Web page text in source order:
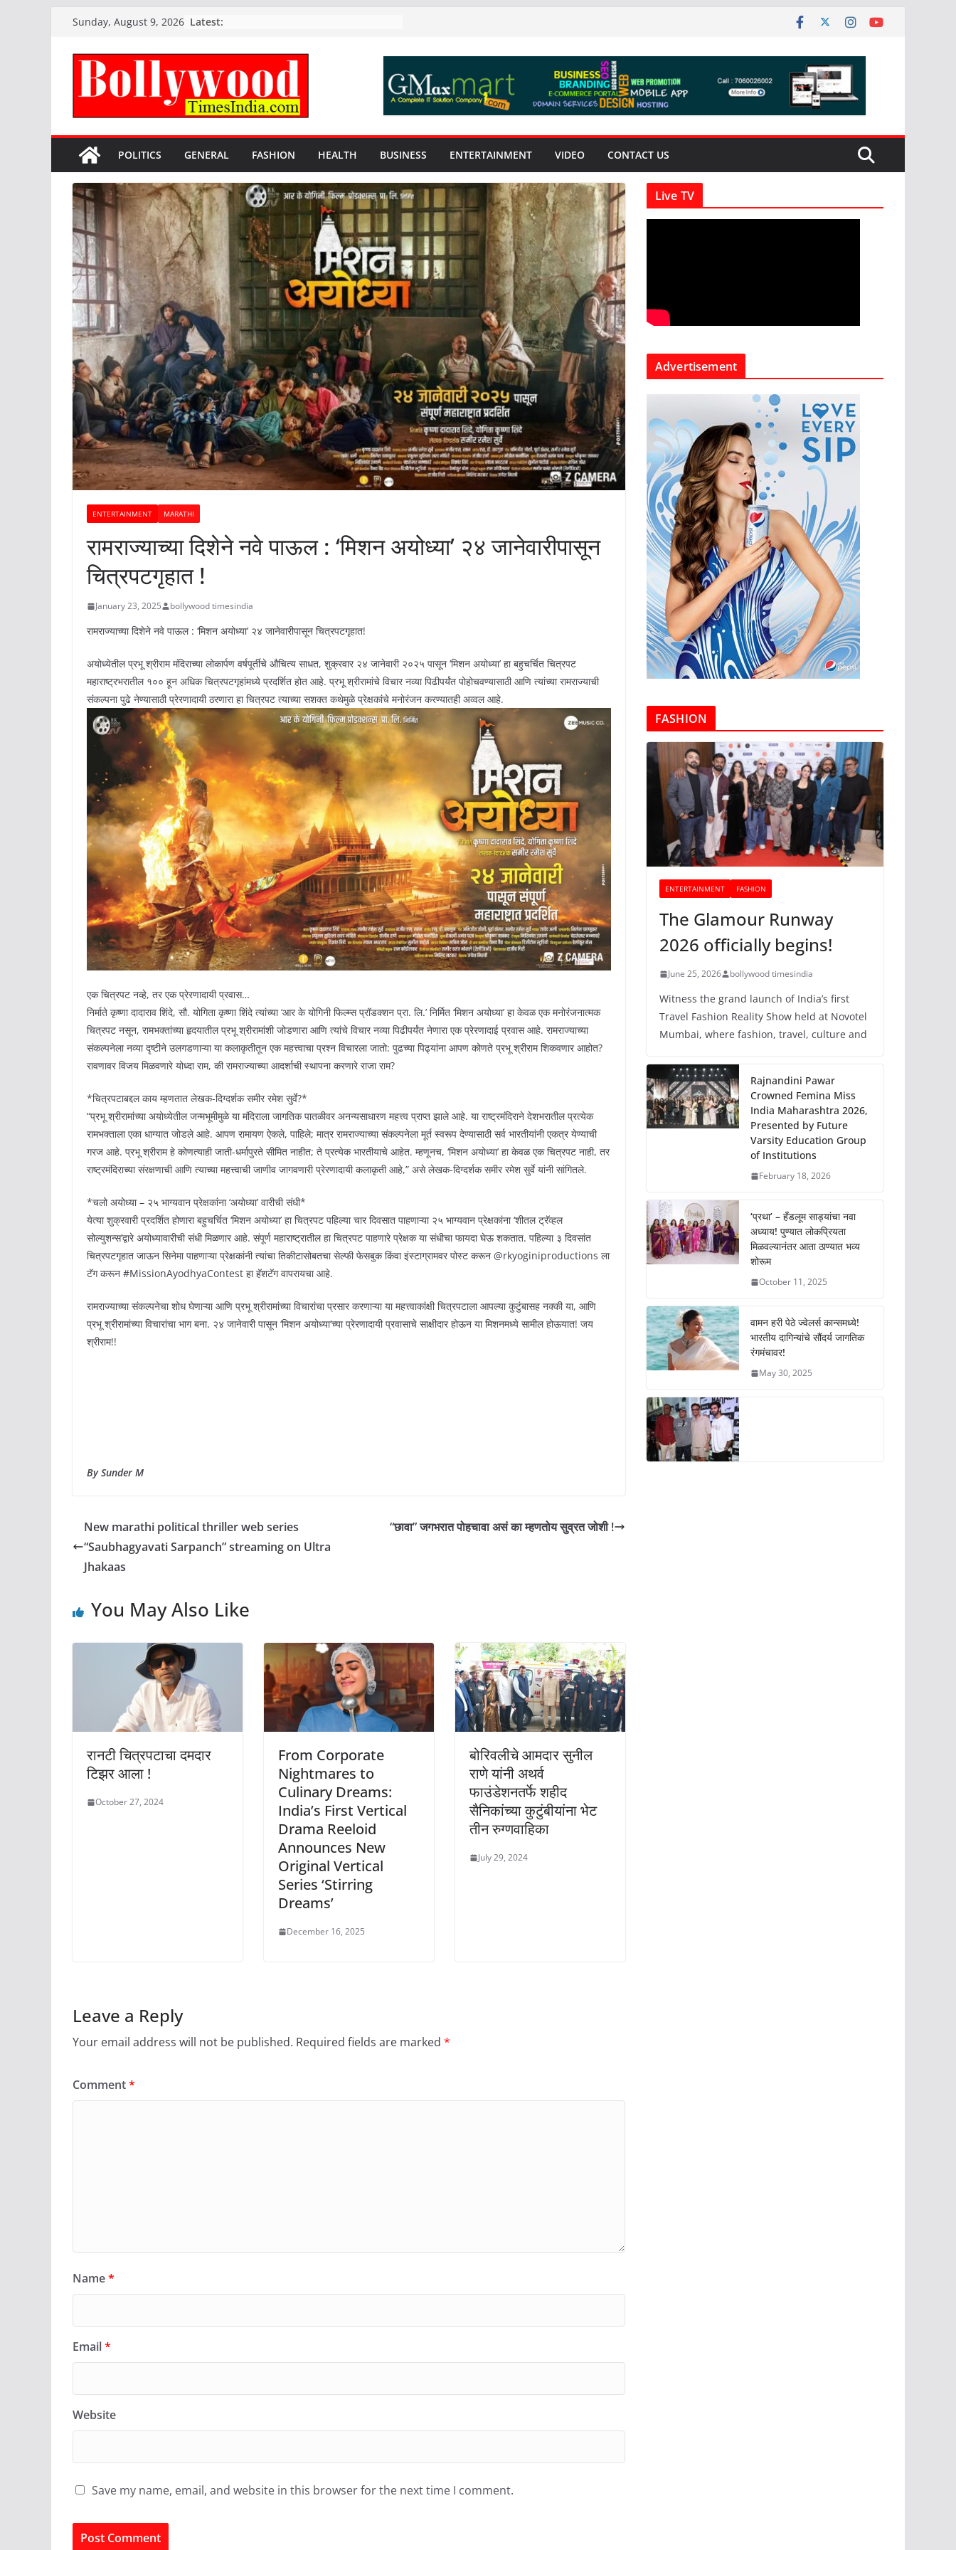
content
Sunday, August 9, 2026 Latest:
POLITICS GENERAL FASHION HEALTH BUSINESS ENTERTAINMENT VIDEO CONTACT US
ENTERTAINMENT MARATHI
रामराज्याच्या दिशेने नवे पाऊल : ‘मिशन अयोध्या’ २४ जानेवारीपासून
चित्रपटगृहात !
January 23, 2025 bollywood timesindia
रामराज्याच्या दिशेने नवे पाऊल : ‘मिशन अयोध्या’ २४ जानेवारीपासून चित्रपटगृहात!
अयोध्येतील प्रभू श्रीराम मंदिराच्या लोकार्पण वर्षपूर्तीचे औचित्य साधत, शुक्रवार २४ जानेवारी २०२५ पासून ‘मिशन अयोध्या’ हा बहुचर्चित चित्रपट
महाराष्ट्रभरातील १०० हून अधिक चित्रपटगृहांमध्ये प्रदर्शित होत आहे. प्रभू श्रीरामांचे विचार नव्या पिढीपर्यंत पोहोचवण्यासाठी आणि त्यांच्या रामराज्याची
संकल्पना पुढे नेण्यासाठी प्रेरणादायी ठरणारा हा चित्रपट त्याच्या सशक्त कथेमुळे प्रेक्षकांचे मनोरंजन करण्यातही अव्वल आहे.
एक चित्रपट नव्हे, तर एक प्रेरणादायी प्रवास…
निर्माते कृष्णा दादाराव शिंदे, सौ. योगिता कृष्णा शिंदे त्यांच्या ‘आर के योगिनी फिल्म्स प्रॉडक्शन प्रा. लि.’ निर्मित ‘मिशन अयोध्या’ हा केवळ एक मनोरंजनात्मक
चित्रपट नसून, रामभक्तांच्या हृदयातील प्रभू श्रीरामांशी जोडणारा आणि त्यांचे विचार नव्या पिढीपर्यंत नेणारा एक प्रेरणादाई प्रवास आहे. रामराज्याच्या
संकल्पनेला नव्या दृष्टीने उलगडणाऱ्या या कलाकृतीतून एक महत्त्वाचा प्रश्न विचारला जातो: पुढच्या पिढ्यांना आपण कोणते प्रभू श्रीराम शिकवणार आहोत?
रावणावर विजय मिळवणारे योध्दा राम, की रामराज्याच्या आदर्शाची स्थापना करणारे राजा राम?
*चित्रपटाबद्दल काय म्हणतात लेखक-दिग्दर्शक समीर रमेश सुर्वे?*
“प्रभू श्रीरामांच्या अयोध्येतील जन्मभूमीमुळे या मंदिराला जागतिक पातळीवर अनन्यसाधारण महत्त्व प्राप्त झाले आहे. या राष्ट्रमंदिराने देशभरातील प्रत्येक
रामभक्ताला एका धाग्यात जोडले आहे. आपण रामायण ऐकले, पाहिले; मात्र रामराज्याच्या संकल्पनेला मूर्त स्वरूप देण्यासाठी सर्व भारतीयांनी एकत्र येण्याची
गरज आहे. प्रभू श्रीराम हे कोणत्याही जाती-धर्मापुरते सीमित नाहीत; ते प्रत्येक भारतीयाचे आहेत. म्हणूनच, ‘मिशन अयोध्या’ हा केवळ एक चित्रपट नाही, तर
राष्ट्रमंदिराच्या संरक्षणाची आणि त्याच्या महत्त्वाची जाणीव जागवणारी प्रेरणादायी कलाकृती आहे,” असे लेखक-दिग्दर्शक समीर रमेश सुर्वे यांनी सांगितले.
*चलो अयोध्या – २५ भाग्यवान प्रेक्षकांना ‘अयोध्या’ वारीची संधी*
येत्या शुक्रवारी प्रदर्शित होणारा बहुचर्चित ‘मिशन अयोध्या’ हा चित्रपट पहिल्या चार दिवसात पाहणाऱ्या २५ भाग्यवान प्रेक्षकांना ‘शीतल ट्रॅव्हल
सोल्युशन्स’द्वारे अयोध्यावारीची संधी मिळणार आहे. संपूर्ण महाराष्ट्रातील हा चित्रपट पाहणारे प्रेक्षक या संधीचा फायदा घेऊ शकतात. पहिल्या ३ दिवसांत
चित्रपटगृहात जाऊन सिनेमा पाहणाऱ्या प्रेक्षकांनी त्यांचा तिकीटासोबतचा सेल्फी फेसबुक किंवा इंस्टाग्रामवर पोस्ट करून @rkyoginiproductions ला
टॅग करून #MissionAyodhyaContest हा हॅशटॅग वापरायचा आहे.
रामराज्याच्या संकल्पनेचा शोध घेणाऱ्या आणि प्रभू श्रीरामांच्या विचारांचा प्रसार करणाऱ्या या महत्त्वाकांक्षी चित्रपटाला आपल्या कुटुंबासह नक्की या, आणि
प्रभू श्रीरामांच्या विचारांचा भाग बना. २४ जानेवारी पासून ‘मिशन अयोध्या’च्या प्रेरणादायी प्रवासाचे साक्षीदार होऊन या मिशनमध्ये सामील होऊयात! जय
श्रीराम!!
By Sunder M
New marathi political thriller web series
“Saubhagyavati Sarpanch” streaming on Ultra
Jhakaas
“छावा” जगभरात पोहचावा असं का म्हणतोय सुव्रत जोशी !
You May Also Like
रानटी चित्रपटाचा दमदार
टिझर आला !
October 27, 2024
From Corporate
Nightmares to
Culinary Dreams:
India’s First Vertical
Drama Reeloid
Announces New
Original Vertical
Series ‘Stirring
Dreams’
December 16, 2025
बोरिवलीचे आमदार सुनील
राणे यांनी अथर्व
फाउंडेशनतर्फे शहीद
सैनिकांच्या कुटुंबीयांना भेट
तीन रुग्णवाहिका
July 29, 2024
Leave a Reply
Your email address will not be published. Required fields are marked *
Comment*
Name*
Email*
Website
Save my name, email, and website in this browser for the next time I comment.
Live TV
Advertisement
FASHION
ENTERTAINMENT FASHION
The Glamour Runway
2026 officially begins!
June 25, 2026 bollywood timesindia
Witness the grand launch of India’s first
Travel Fashion Reality Show held at Novotel
Mumbai, where fashion, travel, culture and
Rajnandini Pawar
Crowned Femina Miss
India Maharashtra 2026,
Presented by Future
Varsity Education Group
of Institutions
February 18, 2026
‘प्रथा’ – हँडलूम साड्यांचा नवा
अध्याय! पुण्यात लोकप्रियता
मिळवल्यानंतर आता ठाण्यात भव्य
शोरूम
October 11, 2025
वामन हरी पेठे ज्वेलर्स कान्समध्ये!
भारतीय दागिन्यांचे सौंदर्य जागतिक
रंगमंचावर!
May 30, 2025